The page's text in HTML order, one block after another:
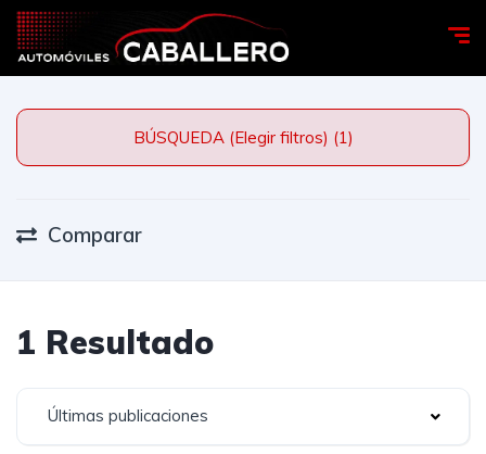
BÚSQUEDA (Elegir filtros) (1)
Comparar
1 Resultado
Últimas publicaciones